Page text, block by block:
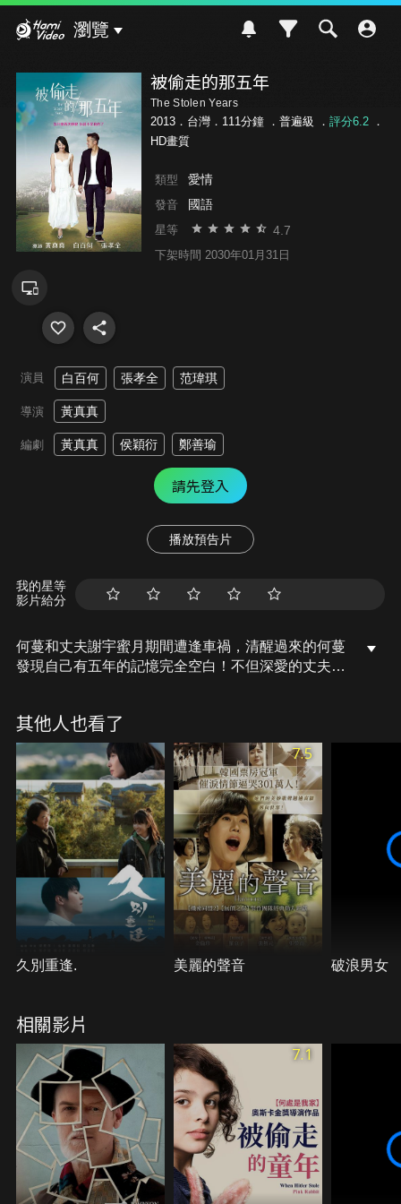
瀏覽
被偷走的那五年
The Stolen Years
2013．台灣．111分鐘 ． 普遍級 ． 評分6.2．
HD畫質
類型 愛情
發音 國語
星等 4.7
下架時間 2030年01月31日
演員 白百何 張孝全 范瑋琪
導演 黃真真
編劇 黃真真 侯穎衍 鄭善瑜
請先登入
播放預告片
我的星等
影片給分
何蔓和丈夫謝宇蜜月期間遭逢車禍，清醒過來的何蔓
發現自己有五年的記憶完全空白！不但深愛的丈夫已
生命中重要的人，可是她卻記不起來為什麼。於是，
何蔓開始了一趟拼貼真相的旅程，希望可以重新找回
真愛與幸福…
其他人也看了
久別重逢.
7.5
美麗的聲音 破浪男女
相關影片
7.1